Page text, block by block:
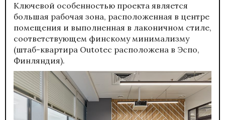
Ключевой особенностью проекта является
большая рабочая зона, расположенная в центре
помещения и выполненная в лаконичном стиле,
соответствующем финскому минимализму
(штаб-квартира Outotec расположена в Эспо,
Финляндия).